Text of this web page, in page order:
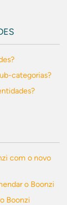
categorias?
com o novo
o Boonzi
Boonzi